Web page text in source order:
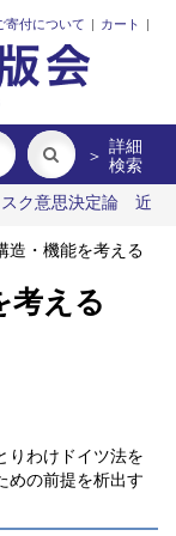
寄付について | カート |
＞ 詳細
検索
スク意思決定論
近
造・機能を考える
考える
りわけドイツ法を
めの前提を析出す